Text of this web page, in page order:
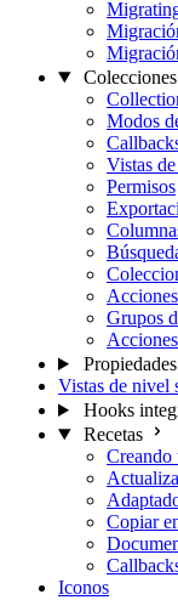
Colecciones
Modos
Vistas
Permisos
Grupos
Propiedades
Vistas de nivel
Hooks
Recetas
Creando
Copiar
Iconos